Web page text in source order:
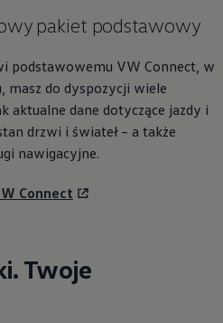
pakiet podstawowy
podstawowemu VW Connect, w
masz do dyspozycji wiele
aktualne dane dotyczące jazdy i
drzwi i świateł – a także
nawigacyjne.
Connect
Twoje